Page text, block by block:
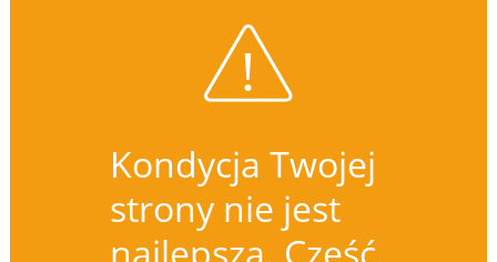
Kondycja Twojej
strony nie jest